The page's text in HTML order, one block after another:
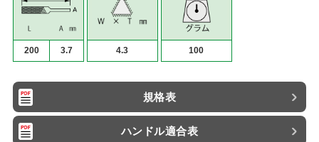
200 3.7 4.3 100
規格表
ハンドル適合表